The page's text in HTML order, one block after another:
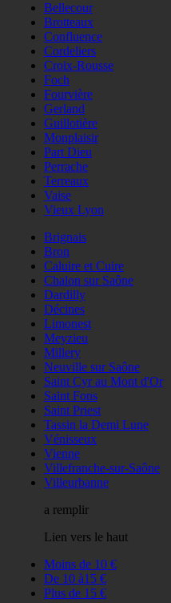
Bellecour
Brotteaux
Confluence
Cordeliers
Croix-Rousse
Foch
Fourvière
Gerland
Guillotière
Monplaisir
Part Dieu
Perrache
Terreaux
Vaise
Vieux Lyon
Brignais
Bron
Caluire et Cuire
Chalon sur Saône
Dardilly
Décines
Limonest
Meyzieu
Millery
Neuville sur Saône
Saint Cyr au Mont d'Or
Saint Fons
Saint Priest
Tassin la Demi Lune
Vénisseux
Vienne
Villefranche-sur-Saône
Villeurbanne
a remplir
Lien vers le haut
Moins de 10 €
De 10 à15 €
Plus de 15 €